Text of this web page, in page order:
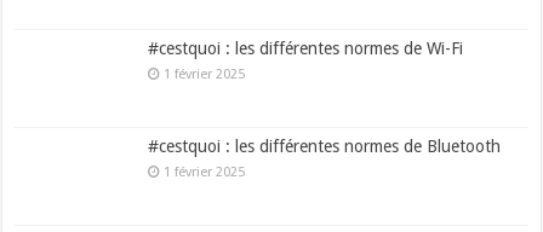
#cestquoi : les différentes normes de Wi-Fi
1 février 2025
#cestquoi : les différentes normes de Bluetooth
1 février 2025